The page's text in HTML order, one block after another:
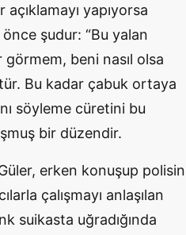
yapıyorsa
şudur: “Bu yalan
beni nasıl olsa
Bu kadar çabuk ortaya
söyleme cüretini bu
bir düzendir.
erken konuşup polisin
çalışmayı anlaşılan
suikasta uğradığında